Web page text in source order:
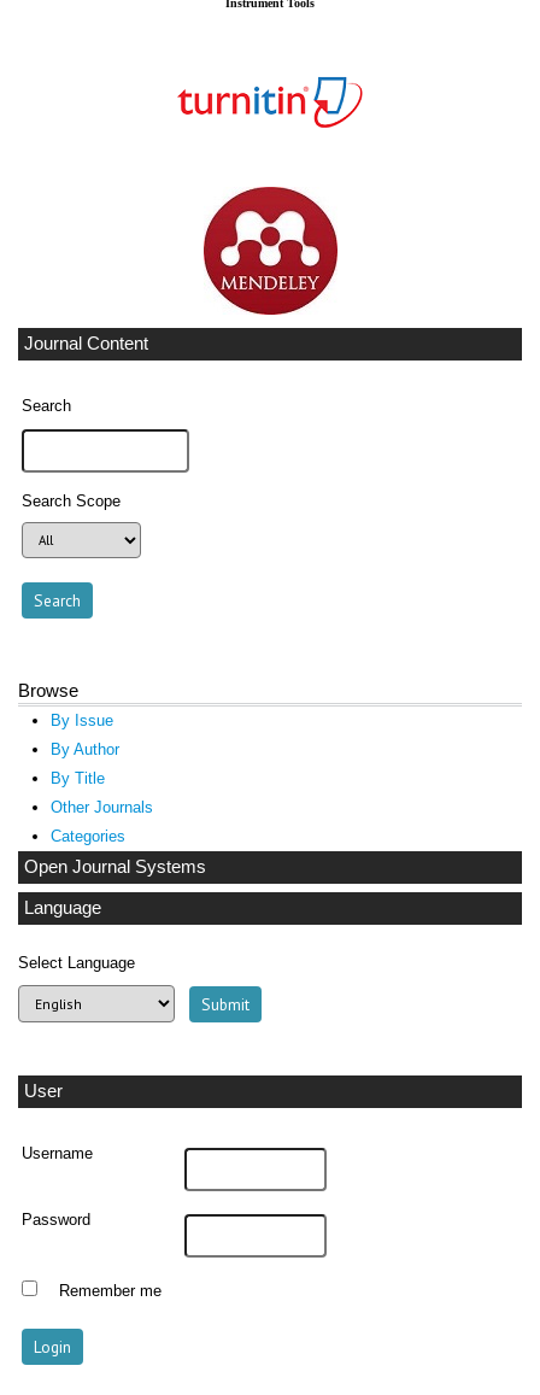
Instrument Tools
Journal Content
Search
Search Scope
Browse
By Issue
By Author
By Title
Other Journals
Categories
Open Journal Systems
Language
Select Language
User
Username
Password
Remember me